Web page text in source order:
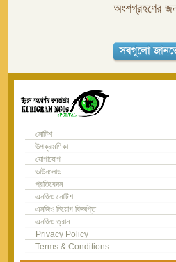
অংশগ্রহণের
নোটিশ
উপক্রমণিকা
যোগাযোগ
ডাউনলোড
প্রতিবেদন
এনজিও নোটিশ
এনজিও নিয়োগ বিজ্ঞপ্তি
এনজিও ত্রান
Privacy Policy
Terms & Conditions